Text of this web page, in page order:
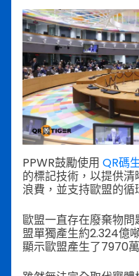
PPWR鼓勵使用 QR碼
的標記技術，以提供
浪費，並支持歐盟的循
歐盟一直存在廢棄物問
盟單獨產生約2.324億
顯示歐盟產生了7970